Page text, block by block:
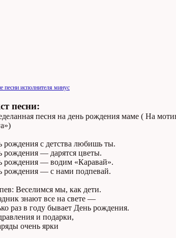
песни исполнителя минус
песни:
песня на день рождения маме ( На
рождения с детства любишь ты.
рождения — дарятся цветы.
рождения — водим «Каравай».
рождения — с нами подпевай.
Веселимся мы, как дети.
знают все на свете —
раз в году бывает День рождения.
и подарки,
очень ярки